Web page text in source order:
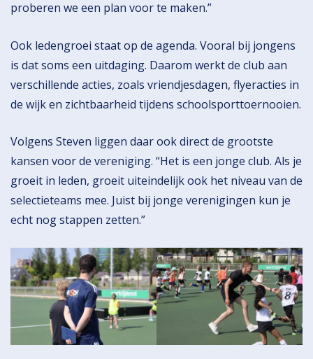
proberen we een plan voor te maken.”
Ook ledengroei staat op de agenda. Vooral bij jongens
is dat soms een uitdaging. Daarom werkt de club aan
verschillende acties, zoals vriendjesdagen, flyeracties in
de wijk en zichtbaarheid tijdens schoolsporttoernooien.
Volgens Steven liggen daar ook direct de grootste
kansen voor de vereniging. “Het is een jonge club. Als je
groeit in leden, groeit uiteindelijk ook het niveau van de
selectieteams mee. Juist bij jonge verenigingen kun je
echt nog stappen zetten.”